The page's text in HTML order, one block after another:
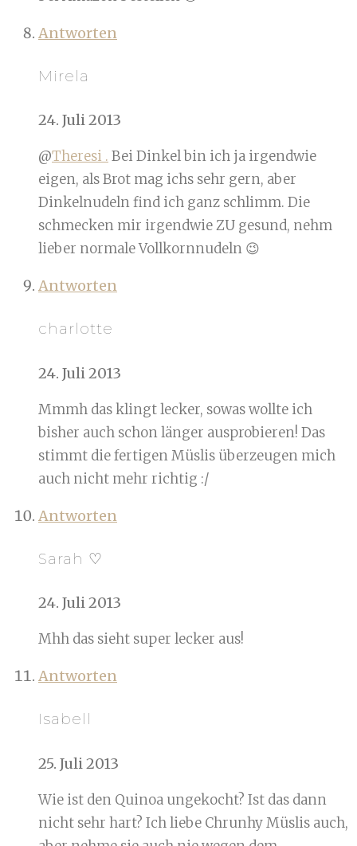
Antworten
Mirela
24. Juli 2013
@Theresi . Bei Dinkel bin ich ja irgendwie
eigen, als Brot mag ichs sehr gern, aber
Dinkelnudeln find ich ganz schlimm. Die
schmecken mir irgendwie ZU gesund, nehm
lieber normale Vollkornnudeln 😉
Antworten
charlotte
24. Juli 2013
Mmmh das klingt lecker, sowas wollte ich
bisher auch schon länger ausprobieren! Das
stimmt die fertigen Müslis überzeugen mich
auch nicht mehr richtig :/
Antworten
Sarah ♡
24. Juli 2013
Mhh das sieht super lecker aus!
Antworten
Isabell
25. Juli 2013
Wie ist den Quinoa ungekocht? Ist das dann
nicht sehr hart? Ich liebe Chrunhy Müslis auch,